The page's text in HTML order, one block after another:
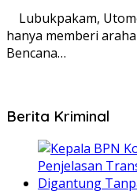
Share
Lubukpakam,
hanya memberi
Bencana…
Berita Kriminal